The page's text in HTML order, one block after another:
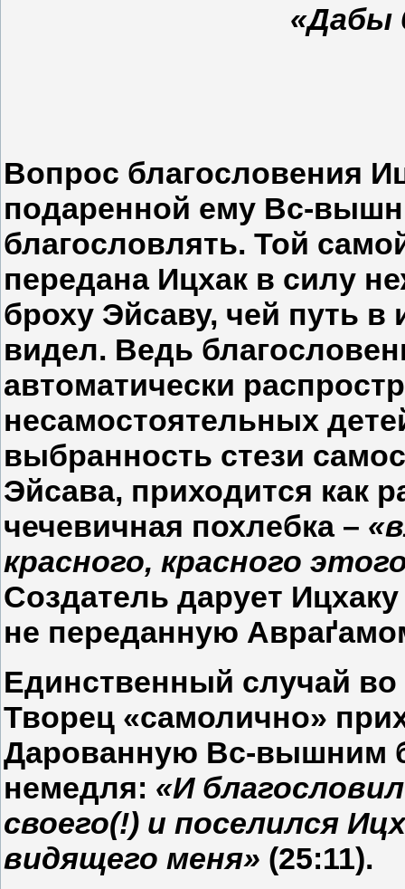
«Дабы
Вопрос благословения
подаренной ему Вс-
благословлять. Той
передана Ицхак в силу
броху Эйсаву, чей путь
видел. Ведь
автоматически
несамостоятельных
выбранность стези
Эйсава, приходится как
чечевичная похлебка –
красного, красного
Создатель дарует
не переданную
Единственный случай
Творец «самолично»
Дарованную Вс-вышним
немедля: «И
своего(!) и поселился
видящего меня» (25:11).